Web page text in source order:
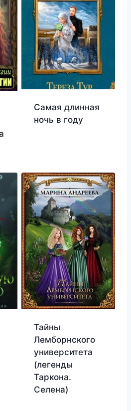
Самая длинная
ночь в году
Тайны
Лемборнского
университета
(легенды
Таркона.
Селена)